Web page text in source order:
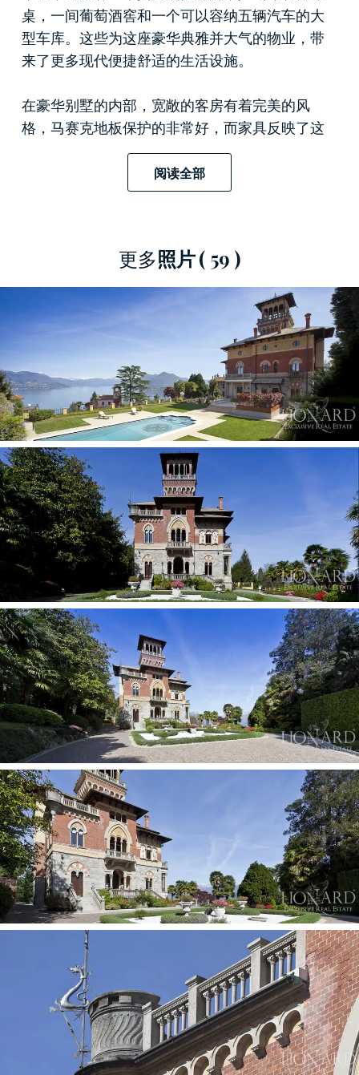
桌，一间葡萄酒窖和一个可以容纳五辆汽车的大
型车库。这些为这座豪华典雅并大气的物业，带
来了更多现代便捷舒适的生活设施。
在豪华别墅的内部，宽敞的客房有着完美的风
格，马赛克地板保护的非常好，而家具反映了这
座待售别墅的优雅，品味和地位。色彩缤纷的墙
壁，格子天花板，丰富和雅致的细节，所有的装
修和摆设都遵循统一的风格。无处不在的视觉冲
第一层和第二层共有7个房间，每个房间有一个大
露台，可以欣赏周围的壮丽景色。
上到三楼，我们来到这座物业的最高处：塔楼。
无与伦比的出色装潢，能观赏到整片地区的壮丽
景致，马焦雷湖和它的周边地区。
另外，客人或员工公寓也配备齐全，并拥有一个
美丽的阳台，同样也能欣赏到马焦雷湖的全景。
阅读全部
更多照片( 59 )